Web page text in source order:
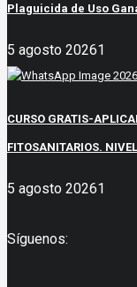
Plaguicida de Uso
5 agosto 20261
CURSO GRATIS-
FITOSANITARIOS.
5 agosto 20261
Síguenos: